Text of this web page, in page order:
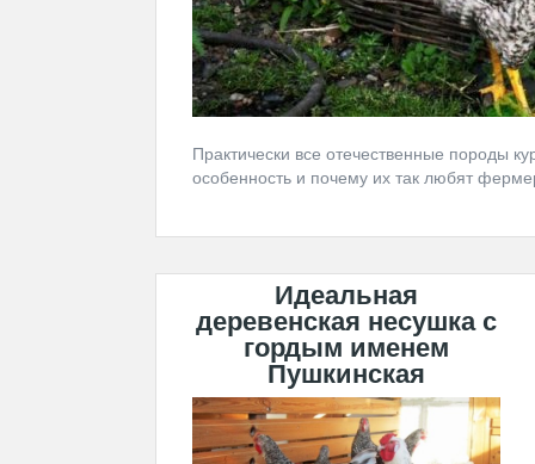
Практически все отечественные породы
особенность и почему их так любят
Идеальная
деревенская несушка с
гордым именем
Пушкинская